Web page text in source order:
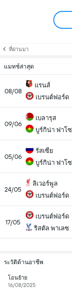
ที่ผ่านมา
แมทช์ล่าสุด
08/08
แรนส์
เบรนต์ฟอร์ด
09/06
เบลารุส
บูร์กิน่า ฟาโซ
05/06
รัสเซีย
บูร์กิน่า ฟาโซ
24/05
ลิเวอร์พูล
เบรนต์ฟอร์ด
17/05
เบรนต์ฟอร์ด
ริสตัล พาเลซ
ระวัติด้านอาชีพ
โอนย้าย
16/08/2025